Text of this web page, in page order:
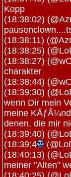
Kopp
(18:38:02)
(18:38:11)
(18:38:25)
(18:38:27)
charakter
(18:38:44)
(18:39:30)
wenn Dir mein
meine
denen, die mir
(18:39:40)
(18:39:4
(18:40:13)
meiner "Alten"